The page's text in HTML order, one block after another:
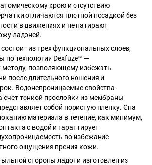
крою и отсутствию
отличаются плотной посадкой без
в движениях и не натирают
ладоней.
из трех функциональных слоев,
по технологии Dexfuze™ —
методу, позволяющему избежать
после длительного ношения и
Водонепроницаемые свойства
счет тонкой прослойки из мембраны
собой пористую пленку. Она
материала в течение, как минимум,
с водой и гарантирует
во избежание
ощущения прения кожи.
стороны ладони изготовлен из